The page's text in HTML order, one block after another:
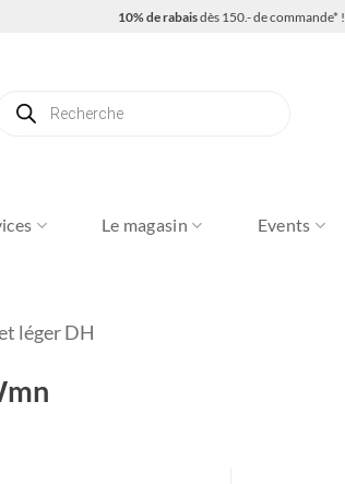
10% de rabaisdès 150.- de commande* !
produits
Le magasin Events
léger DH